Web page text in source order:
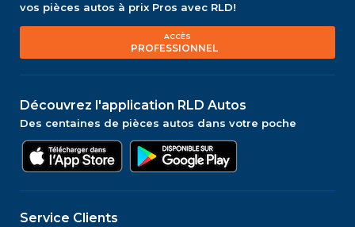
vos pièces autos à prix Pros avec RLD!
ACCÈS
PROFESSIONNEL
Découvrez l'application RLD Autos
Des centaines de pièces autos dans votre poche
Service Clients